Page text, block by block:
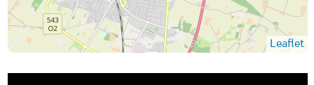
Leaflet